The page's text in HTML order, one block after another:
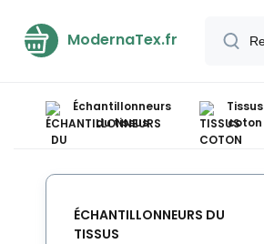
ModernaTex.fr
Échantillonneurs
du tissus
Tissus
coton
ÉCHANTILLONNEURS DU
TISSUS